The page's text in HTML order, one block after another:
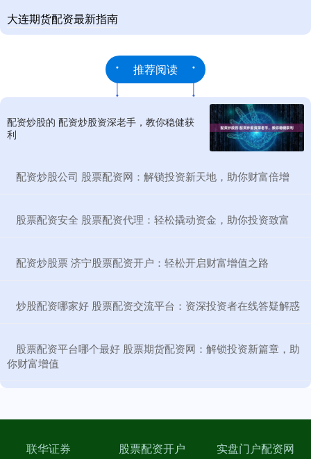
大连期货配资最新指南
推荐阅读
配资炒股的 配资炒股资深老手，教你稳健获
利
​配资炒股公司 股票配资网：解锁投资新天地，助你财富倍增
​股票配资安全 股票配资代理：轻松撬动资金，助你投资致富
​配资炒股票 济宁股票配资开户：轻松开启财富增值之路
​炒股配资哪家好 股票配资交流平台：资深投资者在线答疑解惑
​股票配资平台哪个最好 股票期货配资网：解锁投资新篇章，助
你财富增值
联华证券 股票配资开户 实盘门户配资网